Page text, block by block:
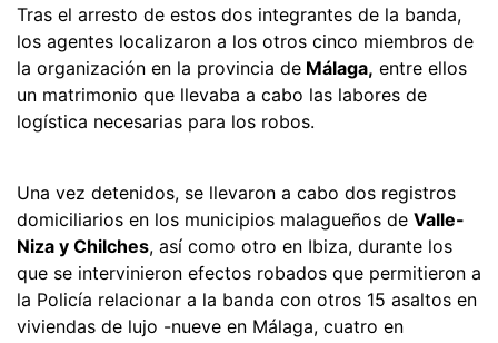
Tras el arresto de estos dos integrantes de la banda,
los agentes localizaron a los otros cinco miembros de
la organización en la provincia de Málaga, entre ellos
un matrimonio que llevaba a cabo las labores de
logística necesarias para los robos.
Una vez detenidos, se llevaron a cabo dos registros
domiciliarios en los municipios malagueños de Valle-
Niza y Chilches, así como otro en Ibiza, durante los
que se intervinieron efectos robados que permitieron a
la Policía relacionar a la banda con otros 15 asaltos en
viviendas de lujo -nueve en Málaga, cuatro en